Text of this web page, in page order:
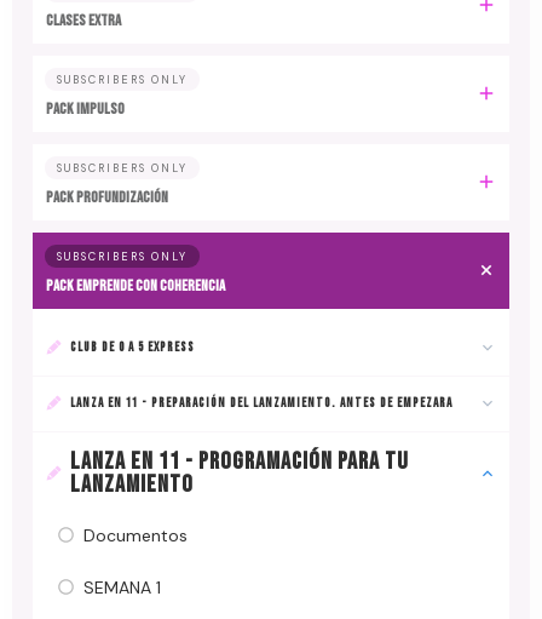
CLASES EXTRA
SUBSCRIBERS ONLY
PACK IMPULSO
SUBSCRIBERS ONLY
PACK PROFUNDIZACIÓN
SUBSCRIBERS ONLY
PACK EMPRENDE CON COHERENCIA
CLUB DE 0 A 5 EXPRESS
LANZA EN 11 - PREPARACIÓN DEL LANZAMIENTO. ANTES DE EMPEZARA
LANZA EN 11 - PROGRAMACIÓN PARA TU
LANZAMIENTO
Documentos
SEMANA 1